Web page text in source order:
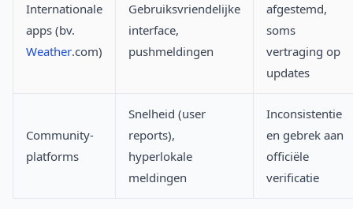
Internationale
apps (bv.
Weather.com)
Gebruiksvriendelijke
interface,
pushmeldingen
afgestemd,
soms
vertraging op
updates
Community-
platforms
Snelheid (user
reports),
hyperlokale
meldingen
Inconsistentie
en gebrek aan
officiële
verificatie